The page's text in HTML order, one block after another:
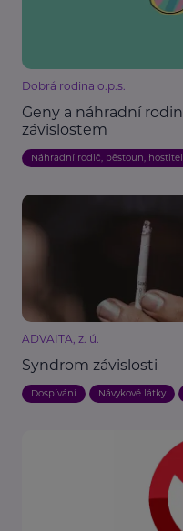
Dobrá rodina o.p.s.
Geny a náhradní
závislostem
Náhradní rodič, pěstoun, hostitel
ADVAITA, z. ú.
Syndrom závislosti
Dospívání Návykové látky